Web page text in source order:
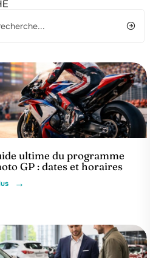
ultime du programme
GP : dates et horaires